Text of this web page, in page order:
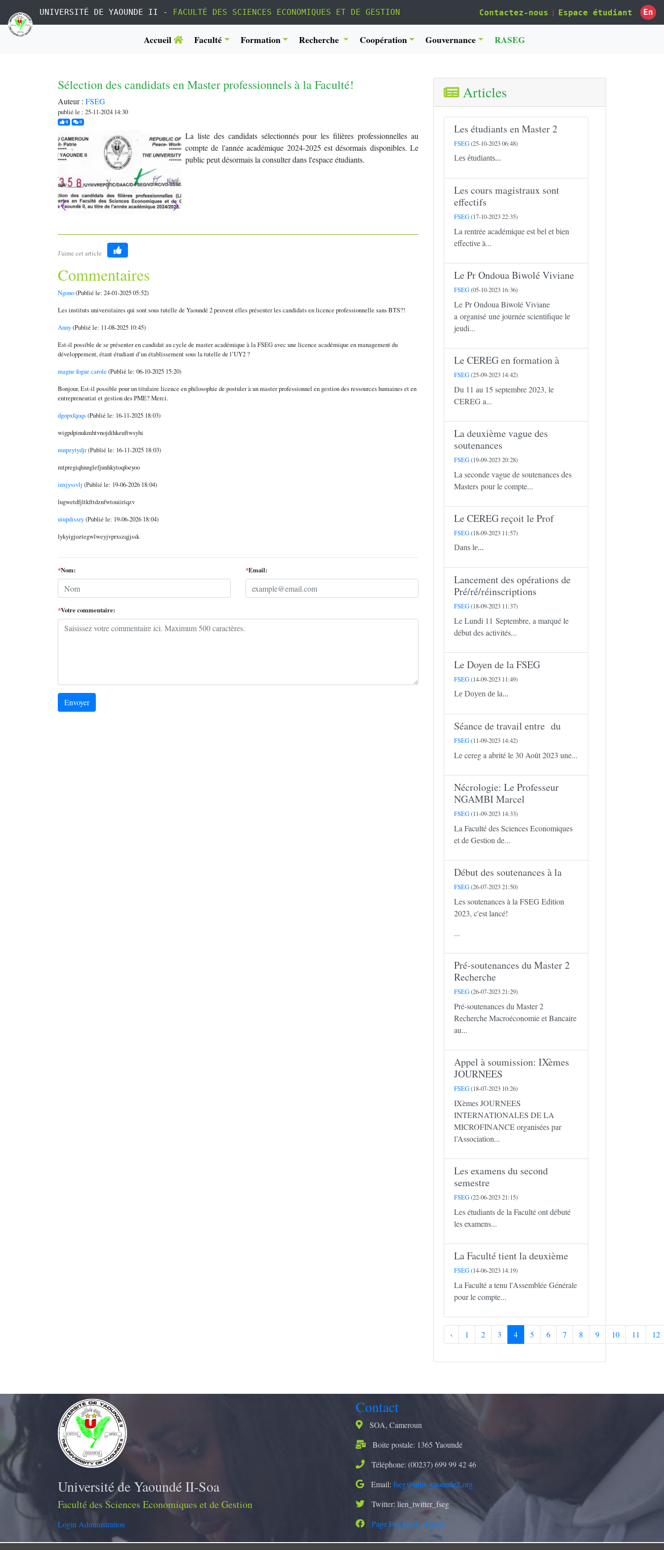
UNIVERSITÉ DE YAOUNDE II - FACULTÉ DES SCIENCES ECONOMIQUES ET DE GESTION Contactez-nous | Espace étudiant En
Accueil Faculté Formation Recherche Coopération Gouvernance RASEG
Sélection des candidats en Master professionnels à la Faculté!
Auteur : FSEG
publié le : 25-11-2024 14:30
0j'aime0commentaires
La liste des candidats sélectionnés pour les filières professionnelles au
compte de l'année académique 2024-2025 est désormais disponibles. Le
public peut désormais la consulter dans l'espace étudiants.
J'aime cet article
Like
Commentaires
Ngono(Publié le: 24-01-2025 05:52)
Les instituts universitaires qui sont sous tutelle de Yaoundé 2 peuvent elles présenter les candidats en licence professionnelle sans BTS?!
Anny(Publié le: 11-08-2025 10:45)
Est-il possible de se présenter en candidat au cycle de master académique à la FSEG avec une licence académique en management du
développement, étant étudiant d’un établissement sous la tutelle de l’UY2 ?
magne fogue carole (Publié le: 06-10-2025 15:20)
Bonjour, Est-il possible pour un titulaire licence en philosophie de postuler à un master professionnel en gestion des ressources humaines et en
entrepreneuriat et gestion des PME? Merci.
dgopxfqoqs(Publié le: 16-11-2025 18:03)
wigpdpinukmhtvnojdihkeuftwsyhi
mnpzytydjr(Publié le: 16-11-2025 18:03)
mtpregiqhnnglefjunhkytoqfoeyoo
inxjyssvlj (Publié le: 19-06-2026 18:04)
lugwetdfjltkfttdznfwtouiiriqzv
uiupdisxry(Publié le: 19-06-2026 18:04)
lykyigjoztegwlweyjvprxszqjjssk
*Nom: *Email:
*Votre commentaire:
Envoyer
Articles
Les étudiants en Master 2
FSEG(25-10-2023 06:48)
Les étudiants...
Les cours magistraux sont
effectifs
FSEG(17-10-2023 22:35)
La rentrée académique est bel et bien
effective à...
Le Pr Ondoua Biwolé Viviane
FSEG(05-10-2023 16:36)
Le Pr Ondoua Biwolé Viviane
a organisé une journée scientifique le
jeudi...
Le CEREG en formation à
FSEG(25-09-2023 14:42)
Du 11 au 15 septembre 2023, le
CEREG a...
La deuxième vague des
soutenances
FSEG(19-09-2023 20:28)
La seconde vague de soutenances des
Masters pour le compte...
Le CEREG reçoit le Prof
FSEG(18-09-2023 11:57)
Dans le...
Lancement des opérations de
Pré/ré/réinscriptions
FSEG(18-09-2023 11:37)
Le Lundi 11 Septembre, a marqué le
début des activités...
Le Doyen de la FSEG
FSEG(14-09-2023 11:49)
Le Doyen de la...
Séance de travail entre du
FSEG(11-09-2023 14:42)
Le cereg a abrité le 30 Août 2023 une...
Nécrologie: Le Professeur
NGAMBI Marcel
FSEG(11-09-2023 14:33)
La Faculté des Sciences Economiques
et de Gestion de...
Début des soutenances à la
FSEG(26-07-2023 21:50)
Les soutenances à la FSEG Edition
2023, c'est lancé!
...
Pré-soutenances du Master 2
Recherche
FSEG(26-07-2023 21:29)
Pré-soutenances du Master 2
Recherche Macroéconomie et Bancaire
au...
Appel à soumission: IXèmes
JOURNEES
FSEG(18-07-2023 10:26)
IXèmes JOURNEES
INTERNATIONALES DE LA
MICROFINANCE organisées par
l’Association...
Les examens du second
semestre
FSEG(22-06-2023 21:15)
Les étudiants de la Faculté ont débuté
les examens...
La Faculté tient la deuxième
FSEG(14-06-2023 14:19)
La Faculté a tenu l'Assemblée Générale
pour le compte...
‹ 1 2 3 4 5 6 7 8 9 10 11 12
Université de Yaoundé II-Soa
Faculté des Sciences Economiques et de Gestion
Login Administration
Contact
SOA, Cameroun
Boite postale: 1365 Yaoundé
Téléphone: (00237) 699 99 42 46
Email: fseg@univ-yaounde2.org
Twitter: lien_twitter_fseg
Page Facebook - FSEG